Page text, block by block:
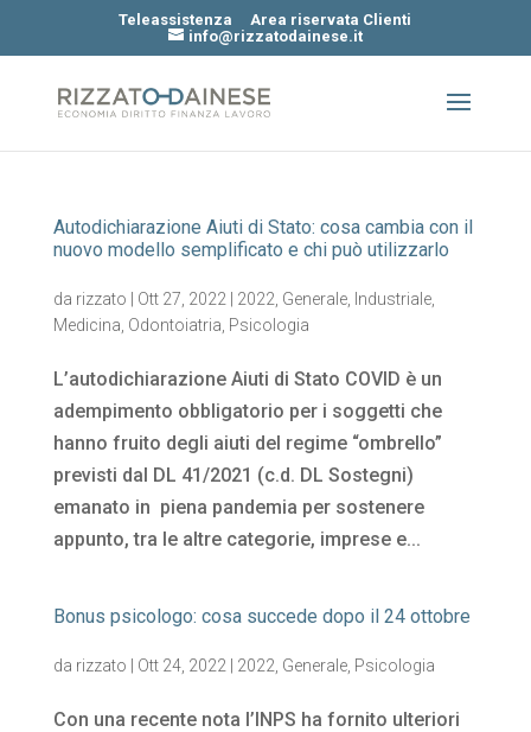
Teleassistenza
Area riservata Clienti
info@rizzatodainese.it
Autodichiarazione Aiuti di Stato: cosa cambia con il
nuovo modello semplificato e chi può utilizzarlo
da rizzato Ott 27, 2022 2022 Generale, Industriale,
Medicina Odontoiatria Psicologia
L’autodichiarazione Aiuti di Stato COVID è un
adempimento obbligatorio per i soggetti che
hanno fruito degli aiuti del regime “ombrello”
previsti dal DL 41/2021 (c.d. DL Sostegni)
emanato in piena pandemia per sostenere
appunto, tra le altre categorie, imprese e...
Bonus psicologo: cosa succede dopo il 24 ottobre
da rizzato Ott 24, 2022 2022 Generale, Psicologia
Con una recente nota l’INPS ha fornito ulteriori